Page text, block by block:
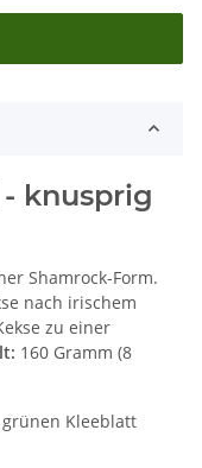
knusprig
Shamrock-Form.
nach irischem
zu einer
160 Gramm (8
Kleeblatt